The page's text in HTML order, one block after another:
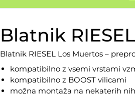
Blatnik
Blatnik RIESEL Los Muertos –
kompatibilno z vsemi vrstami
kompatibilno z BOOST vilicami
možna montaža na nekaterih